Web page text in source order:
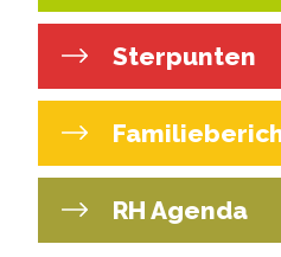
Sterpunten
RH Agenda